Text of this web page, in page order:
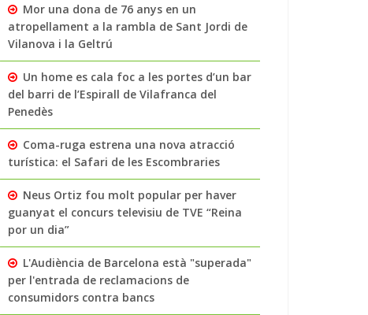
Mor una dona de 76 anys en un
atropellament a la rambla de Sant Jordi de
Vilanova i la Geltrú
Un home es cala foc a les portes d’un bar
del barri de l’Espirall de Vilafranca del
Penedès
Coma-ruga estrena una nova atracció
turística: el Safari de les Escombraries
Neus Ortiz fou molt popular per haver
guanyat el concurs televisiu de TVE “Reina
por un dia”
L'Audiència de Barcelona està "superada"
per l'entrada de reclamacions de
consumidors contra bancs